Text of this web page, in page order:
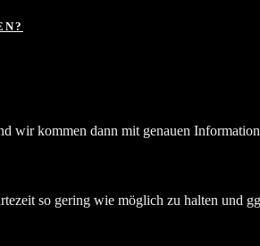
wir kommen dann mit genauen
so gering wie möglich zu halten und